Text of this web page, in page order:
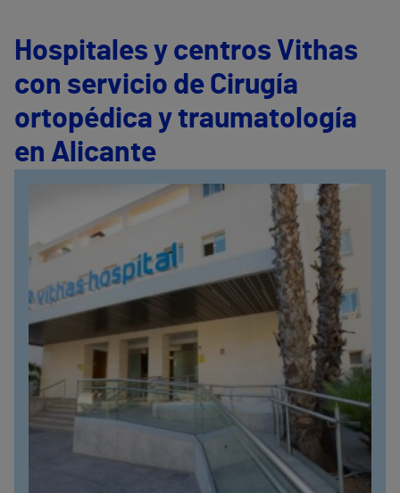
Hospitales y centros Vithas
con servicio de Cirugía
ortopédica y traumatología
en Alicante